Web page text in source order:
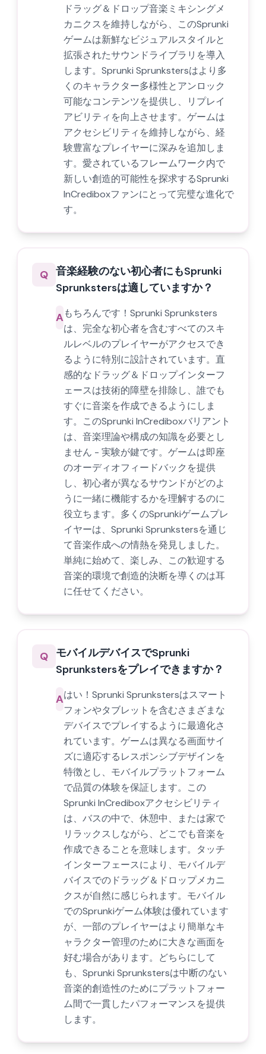
ドラッグ＆ドロップ音楽ミキシングメ
カニクスを維持しながら、このSprunki
ゲームは新鮮なビジュアルスタイルと
拡張されたサウンドライブラリを導入
します。Sprunki Sprunkstersはより多
くのキャラクター多様性とアンロック
可能なコンテンツを提供し、リプレイ
アビリティを向上させます。ゲームは
アクセシビリティを維持しながら、経
験豊富なプレイヤーに深みを追加しま
す。愛されているフレームワーク内で
新しい創造的可能性を探求するSprunki
InCrediboxファンにとって完璧な進化で
す。
Q 音楽経験のない初心者にもSprunki
Sprunkstersは適していますか？
Aもちろんです！Sprunki Sprunksters
は、完全な初心者を含むすべてのスキ
ルレベルのプレイヤーがアクセスでき
るように特別に設計されています。直
感的なドラッグ＆ドロップインターフ
ェースは技術的障壁を排除し、誰でも
すぐに音楽を作成できるようにしま
す。このSprunki InCrediboxバリアント
は、音楽理論や構成の知識を必要とし
ません - 実験が鍵です。ゲームは即座
のオーディオフィードバックを提供
し、初心者が異なるサウンドがどのよ
うに一緒に機能するかを理解するのに
役立ちます。多くのSprunkiゲームプレ
イヤーは、Sprunki Sprunkstersを通じ
て音楽作成への情熱を発見しました。
単純に始めて、楽しみ、この歓迎する
音楽的環境で創造的決断を導くのは耳
に任せてください。
Q モバイルデバイスでSprunki
Sprunkstersをプレイできますか？
Aはい！Sprunki Sprunkstersはスマート
フォンやタブレットを含むさまざまな
デバイスでプレイするように最適化さ
れています。ゲームは異なる画面サイ
ズに適応するレスポンシブデザインを
特徴とし、モバイルプラットフォーム
で品質の体験を保証します。この
Sprunki InCrediboxアクセシビリティ
は、バスの中で、休憩中、または家で
リラックスしながら、どこでも音楽を
作成できることを意味します。タッチ
インターフェースにより、モバイルデ
バイスでのドラッグ＆ドロップメカニ
クスが自然に感じられます。モバイル
でのSprunkiゲーム体験は優れています
が、一部のプレイヤーはより簡単なキ
ャラクター管理のために大きな画面を
好む場合があります。どちらにして
も、Sprunki Sprunkstersは中断のない
音楽的創造性のためにプラットフォー
ム間で一貫したパフォーマンスを提供
します。